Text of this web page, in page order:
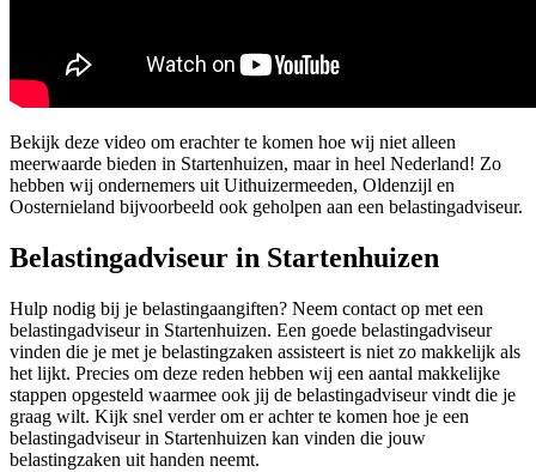
Bekijk deze video om erachter te komen hoe wij niet alleen
meerwaarde bieden in Startenhuizen, maar in heel Nederland! Zo
hebben wij ondernemers uit Uithuizermeeden, Oldenzijl en
Oosternieland bijvoorbeeld ook geholpen aan een belastingadviseur.
Belastingadviseur in Startenhuizen
Hulp nodig bij je belastingaangiften? Neem contact op met een
belastingadviseur in Startenhuizen. Een goede belastingadviseur
vinden die je met je belastingzaken assisteert is niet zo makkelijk als
het lijkt. Precies om deze reden hebben wij een aantal makkelijke
stappen opgesteld waarmee ook jij de belastingadviseur vindt die je
graag wilt. Kijk snel verder om er achter te komen hoe je een
belastingadviseur in Startenhuizen kan vinden die jouw
belastingzaken uit handen neemt.